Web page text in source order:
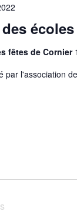
écoles
fêtes de Cornier
par l'association